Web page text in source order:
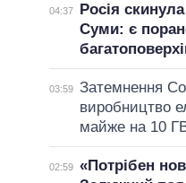
04:37
Росія
Суми: є
03:59 Затемнення
виробництво
майже на 10
02:59 «Потрібен